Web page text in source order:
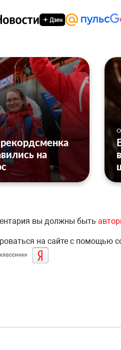
на
вы должны быть
на сайте с помощью